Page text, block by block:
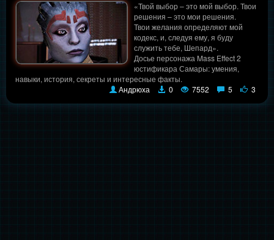
«Твой выбор – это мой выбор. Твои
решения – это мои решения.
Твои желания определяют мой
кодекс, и, следуя ему, я буду
служить тебе, Шепард».
Досье персонажа Mass Effect 2
юстификара Самары: умения,
навыки, история, секреты и интересные факты.
Андрюха
0 7552 5 3